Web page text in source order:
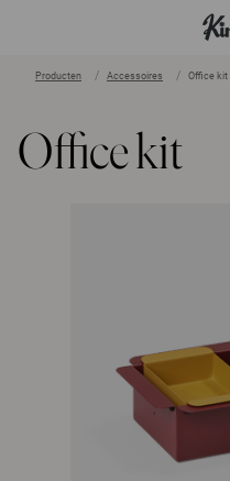
Producten Accessoires Office kit
Office kit